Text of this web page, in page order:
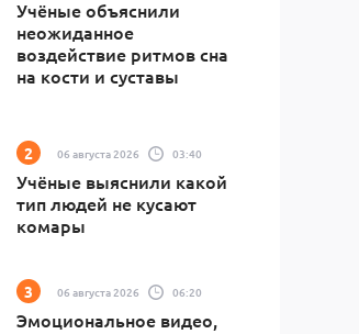
Учёные объяснили
неожиданное
воздействие ритмов сна
на кости и суставы
06 августа 2026 03:40
Учёные выяснили какой
тип людей не кусают
комары
06 августа 2026 06:20
Эмоциональное видео,